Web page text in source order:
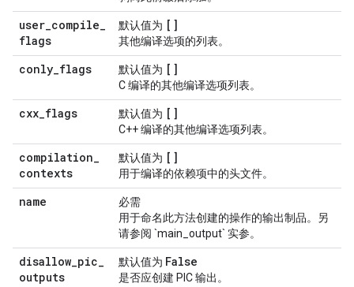
user_compile_
flags
默认值为 []
其他编译选项的列表。
conly_flags 默认值为 []
C 编译的其他编译选项列表。
cxx_flags 默认值为 []
C++ 编译的其他编译选项列表。
compilation_
contexts
默认值为 []
用于编译的依赖项中的头文件。
name
必需
用于命名此方法创建的操作的输出制品。另
请参阅 `main_output` 实参。
disallow_pic_
outputs
默认值为 False
是否应创建 PIC 输出。